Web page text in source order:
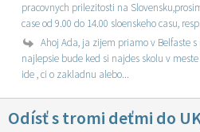
pracovnych prilezitosti na Slovensku,prosim kontaktujte ma
case od 9.00 do
Ahoj Ada, ja zijem priamo v Belfaste s rodinou. Neviem ci ti pomozem ale
najlepsie bude ked si najdes skolu v meste kde budes . Nepises vsak o aku skolu
ide , ci o zakladnu alebo...
Odísť s tromi deťmi do